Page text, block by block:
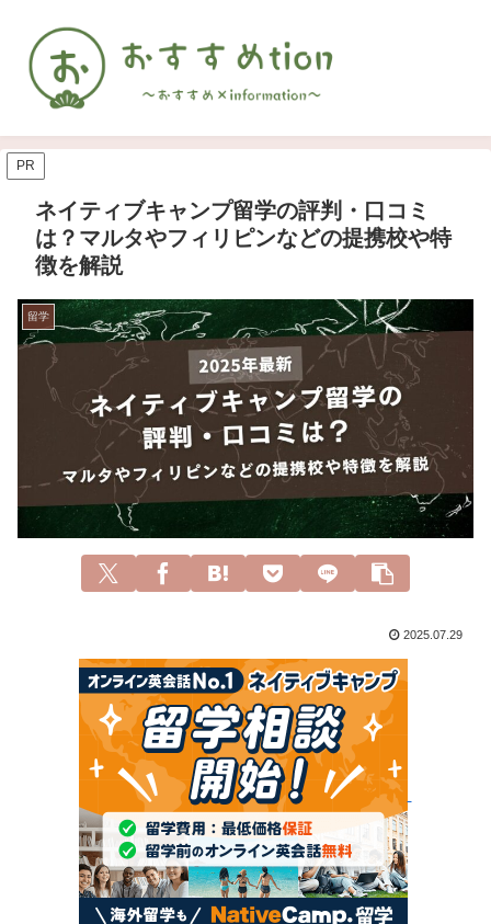
PR
ネイティブキャンプ留学の評判・口コミ
は？マルタやフィリピンなどの提携校や特
徴を解説
留学
2025.07.29